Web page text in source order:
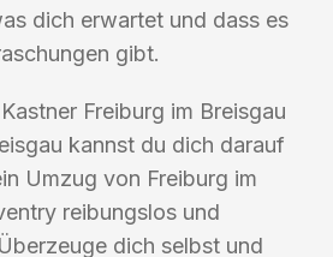
dich erwartet und dass es
gibt.
Freiburg im Breisgau
kannst du dich darauf
Umzug von Freiburg im
reibungslos und
dich selbst und